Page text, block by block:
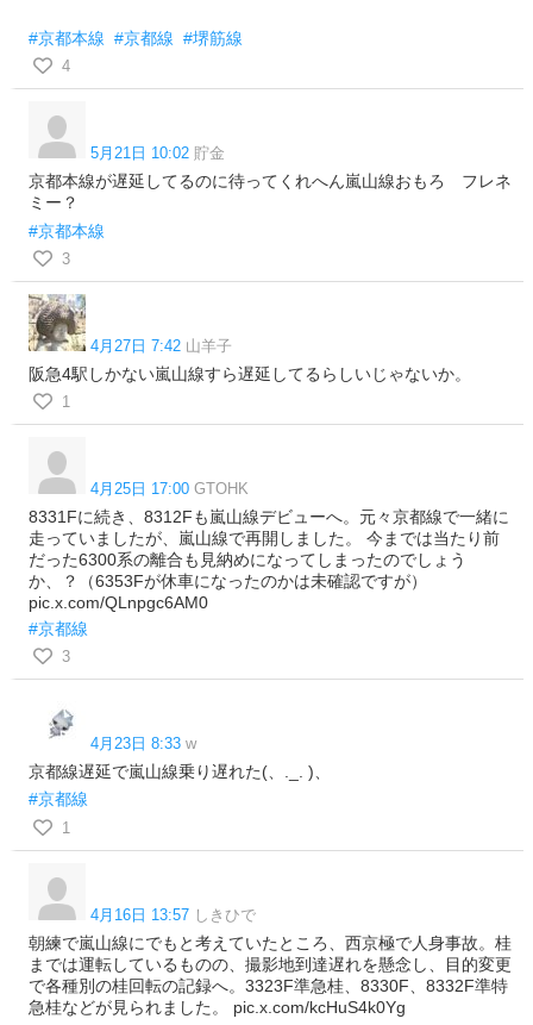
#京都本線 #京都線 #堺筋線
4
5月21日 10:02 貯金
京都本線が遅延してるのに待ってくれへん嵐山線おもろ フレネ
ミー？
#京都本線
3
4月27日 7:42 山羊子
阪急4駅しかない嵐山線すら遅延してるらしいじゃないか。
1
4月25日 17:00 GTOHK
8331Fに続き、8312Fも嵐山線デビューへ。元々京都線で一緒に
走っていましたが、嵐山線で再開しました。 今までは当たり前
だった6300系の離合も見納めになってしまったのでしょう
か、？（6353Fが休車になったのかは未確認ですが）
pic.x.com/QLnpgc6AM0
#京都線
3
4月23日 8:33 w
京都線遅延で嵐山線乗り遅れた(、._. )、
#京都線
1
4月16日 13:57 しきひで
朝練で嵐山線にでもと考えていたところ、西京極で人身事故。桂
までは運転しているものの、撮影地到達遅れを懸念し、目的変更
で各種別の桂回転の記録へ。3323F準急桂、8330F、8332F準特
急桂などが見られました。 pic.x.com/kcHuS4k0Yg